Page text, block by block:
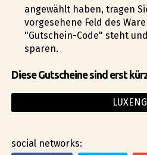
angewählt haben, tragen
vorgesehene Feld des
"Gutschein-Code" steht
sparen.
Diese Gutscheine sind erst
social networks: